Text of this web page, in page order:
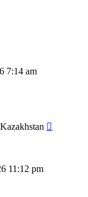
7:14 am
11:12 pm